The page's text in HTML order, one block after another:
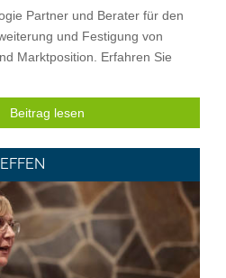
Partner und Berater für den
und Festigung von
Marktposition. Erfahren Sie
Beitrag lesen